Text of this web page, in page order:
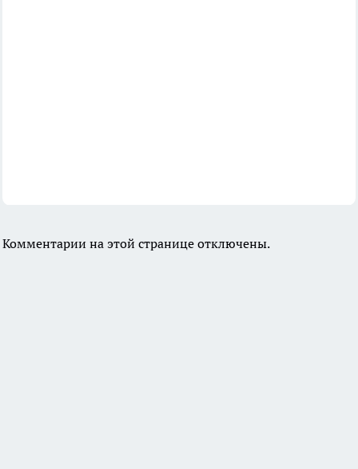
Комментарии на этой странице отключены.